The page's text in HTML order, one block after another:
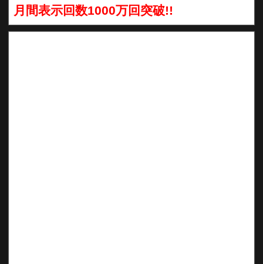
月間表示回数1000万回突破!!